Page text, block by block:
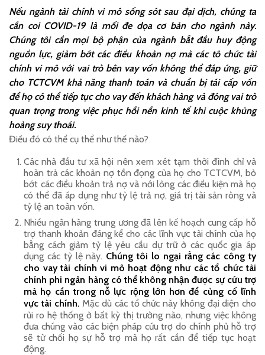
Nếu ngànhtài chính vi mô sống sót sau đại dịch, chúng ta
cần coi COVID-19 là mối đe dọa cơ bản cho ngành này.
Chúng tôi cần mọi bộ phận của ngành bắt đầu huy động
nguồn lực, giảm bớt các điều khoản nợ mà các tô chức tài
chính vi mô với vai trò bên vay vốn không thểđáp ứng, giữ
cho TCTCVM khả năng thanh toánvà chuẩn bị tái cấp vốn
để họ có thể tiếp tụccho vayđến khách hàngvà đóng vai trò
quan trọng trong việc phục hồi nền kinh tế khi cuộc khủng
hoảng suy thoái.
Điều đó có thể cụ thể như thế nào?
Các nhà đầu tư xã hội nên xem xét tạm thời đình chỉ và
hoàn trả các khoản nợ tồn đọng của họ cho TCTCVM, bỏ
bớt các điều khoản trả nợ và nới lỏng các điều kiện mà họ
có thể đã áp dụng như tỷ lệ trả nợ, giá trị tài sản ròng và
tỷ lệ an toàn vốn.
Nhiều ngân hàng trung ương đã lên kế hoạch cung cấp hỗ
trợ thanh khoản đáng kể cho các lĩnh vực tài chính của họ
bằng cách giảm tỷ lệ yêu cầu dự trữ ở các quốc gia áp
dụng các tỷ lệ này. Chúng tôi lo ngại rằng các công ty
cho vay tài chính vi mô hoạt động như các tổ chức tài
chính phi ngân hàng có thể không nhận được sự cứu trợ
mà họ cần trong nỗ lực rộng lớn hơn để củng cố lĩnh
vực tài chính. Mặc dù các tổ chức này không đại diện cho
rủi ro hệ thống ở bất kỳ thị trường nào, nhưng việc không
đưa chúng vào các biện pháp cứu trợ do chính phủ hỗ trợ
sẽ từ chối họ sự hỗ trợ mà họ rất cần để tiếp tục hoạt
động.